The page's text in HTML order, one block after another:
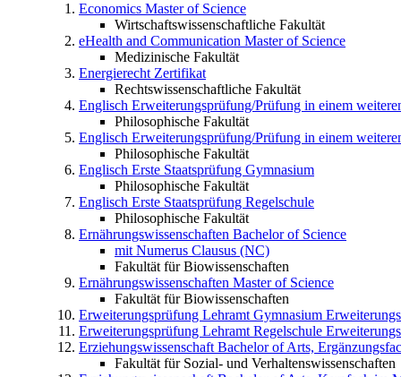
Economics Master of Science
Wirtschaftswissenschaftliche Fakultät
eHealth and Communication Master of Science
Medizinische Fakultät
Energierecht Zertifikat
Rechtswissenschaftliche Fakultät
Englisch Erweiterungsprüfung/Prüfung in einem
Philosophische Fakultät
Englisch Erweiterungsprüfung/Prüfung in einem
Philosophische Fakultät
Englisch Erste Staatsprüfung Gymnasium
Philosophische Fakultät
Englisch Erste Staatsprüfung Regelschule
Philosophische Fakultät
Ernährungswissenschaften Bachelor of Science
mit Numerus Clausus (NC)
Fakultät für Biowissenschaften
Ernährungswissenschaften Master of Science
Fakultät für Biowissenschaften
Erweiterungsprüfung Lehramt Gymnasium
Erweiterungsprüfung Lehramt Regelschule
Erziehungswissenschaft Bachelor of Arts,
Fakultät für Sozial- und Verhaltenswissenschaften